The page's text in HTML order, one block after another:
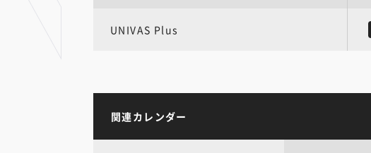
UNIVAS Plus
関連カレンダー